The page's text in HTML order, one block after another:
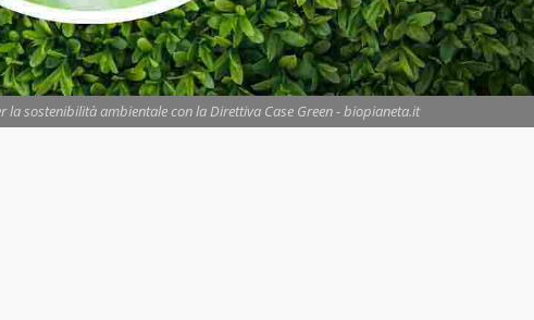
la sostenibilità ambientale con la Direttiva Case Green - biopianeta.it